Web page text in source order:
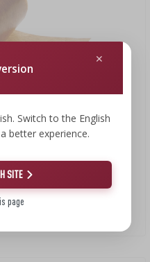
Switch to the English
better experience.
SITE
page